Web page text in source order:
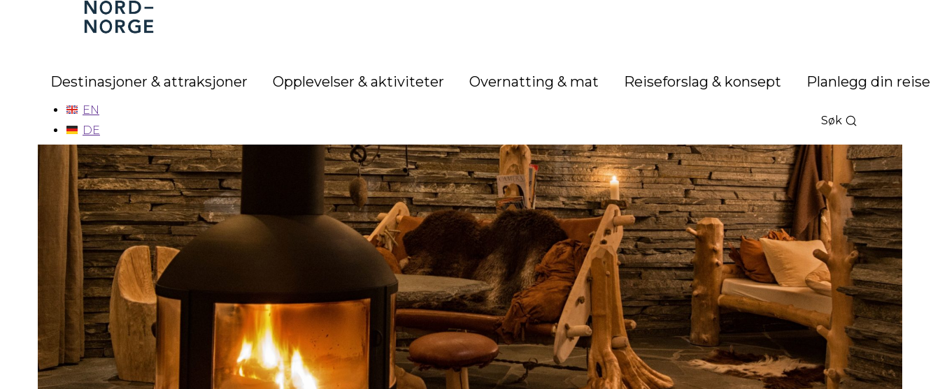
Nord-
Norge
Destinasjoner & attraksjoner Opplevelser & aktiviteter Overnatting & mat Reiseforslag & konsept Planlegg din reise
Søk
EN
DE